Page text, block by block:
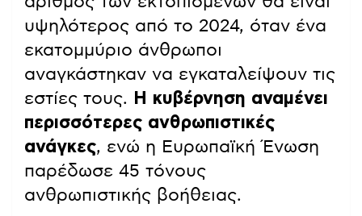
υψηλότερος από το 2024, όταν ένα
εκατομμύριο άνθρωποι
αναγκάστηκαν να εγκαταλείψουν τις
εστίες τους.
Η κυβέρνηση αναμένει
περισσότερες ανθρωπιστικές
ανάγκες, ενώ η Ευρωπαϊκή Ένωση
παρέδωσε 45 τόνους
ανθρωπιστικής βοήθειας.